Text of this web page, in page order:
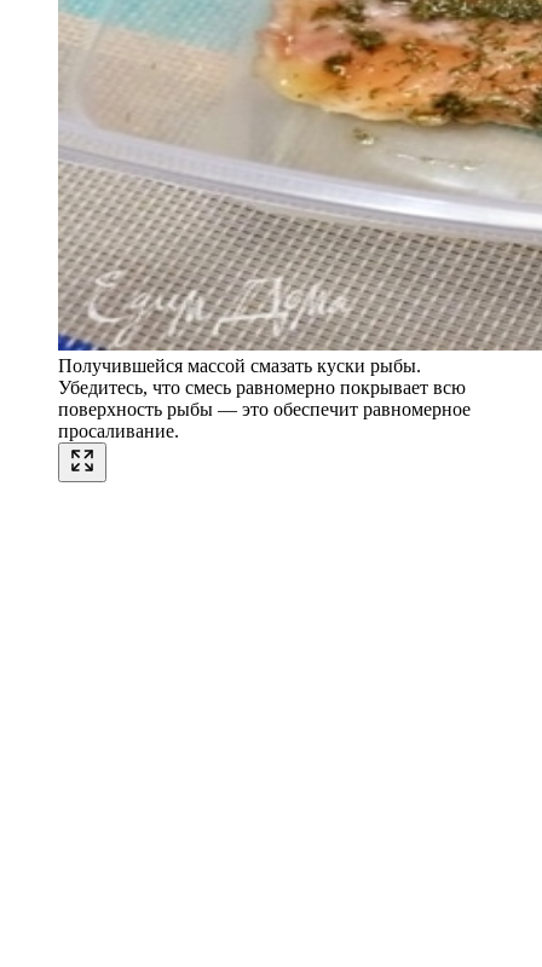
Получившейся массой смазать куски рыбы.
Убедитесь, что смесь равномерно покрывает всю
поверхность рыбы — это обеспечит равномерное
просаливание.